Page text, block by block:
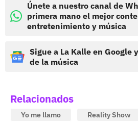
Únete a nuestro canal de
primera mano el mejor
entretenimiento y música
Sigue a La Kalle en Google
de la música
Relacionados
Yo me llamo
Reality Show